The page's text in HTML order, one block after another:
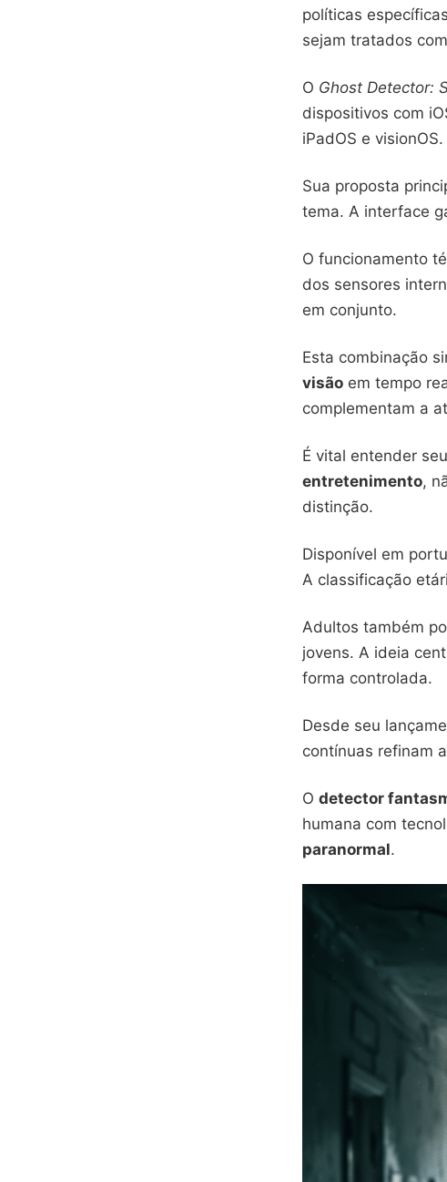
políticas
sejam tratados
O Ghost Detector:
dispositivos com
iPadOS e visionOS.
Sua proposta
tema. A interface
O funcionamento
dos sensores
em conjunto.
Esta combinação
visão em tempo
complementam a
É vital entender
entretenimento,
distinção.
Disponível em
A classificação
Adultos também
jovens. A ideia
forma controlada.
Desde seu
contínuas refinam a
O detector
humana com
paranormal.